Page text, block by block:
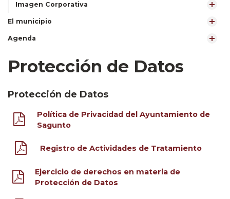
Imagen Corporativa
El municipio
Agenda
Protección de Datos
Protección de Datos
Política de Privacidad del Ayuntamiento de
Sagunto
Registro de Actividades de Tratamiento
Ejercicio de derechos en materia de
Protección de Datos